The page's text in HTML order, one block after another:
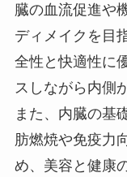
臓の血流促進や
ディメイクを目
全性と快適性に
スしながら内側
また、内臓の基
肪燃焼や免疫力
め、美容と健康